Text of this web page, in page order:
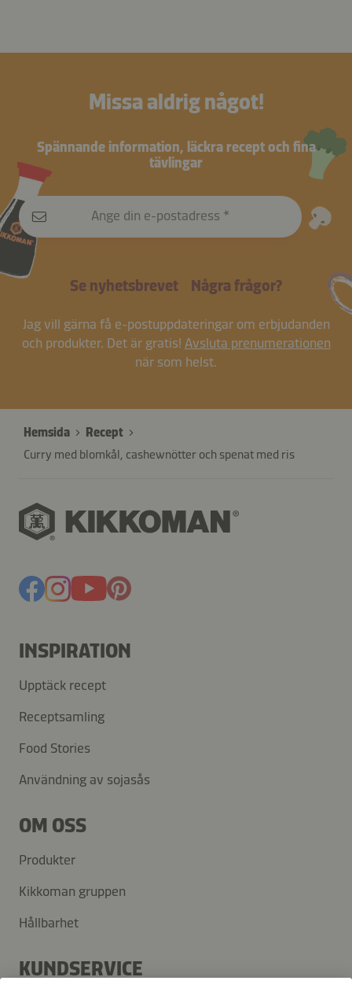
Missa aldrig något!
Spännande information, läckra recept och fina
tävlingar
Ange din e-postadress
Se nyhetsbrevet Några frågor?
Jag vill gärna få e-postuppdateringar om erbjudanden
och produkter. Det är gratis! Avsluta prenumerationen
när som helst.
Hemsida
Recept
Curry med blomkål, cashewnötter och spenat med ris
INSPIRATION
Upptäck recept
Receptsamling
Food Stories
Användning av sojasås
OM OSS
Produkter
Kikkoman gruppen
Hållbarhet
KUNDSERVICE